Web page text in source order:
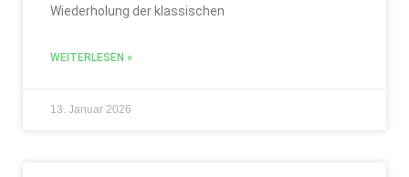
Wiederholung der klassischen
WEITERLESEN »
13. Januar 2026